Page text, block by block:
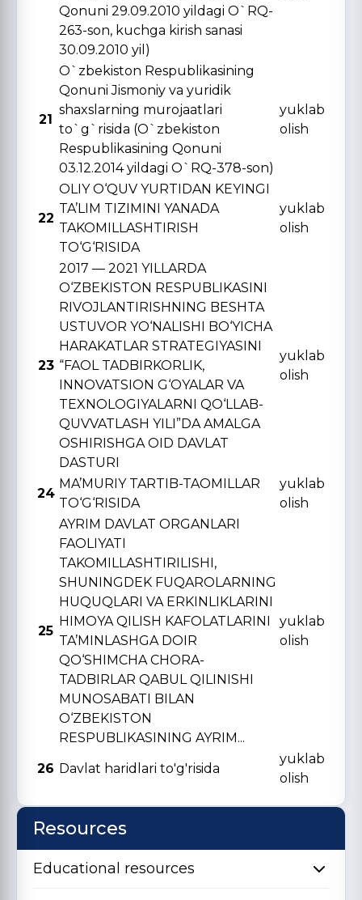
Qonuni 29.09.2010 yildagi O`RQ-
263-son, kuchga kirish sanasi
30.09.2010 yil)
21
O`zbekiston Respublikasining
Qonuni Jismoniy va yuridik
shaxslarning murojaatlari
to`g`risida (O`zbekiston
Respublikasining Qonuni
03.12.2014 yildagi O`RQ-378-son)
yuklab
olish
22
OLIY O‘QUV YURTIDAN KЕYINGI
TA’LIM TIZIMINI YANADA
TAKOMILLASHTIRISH
TO‘G‘RISIDA
yuklab
olish
23
2017 — 2021 YILLARDA
O‘ZBЕKISTON RЕSPUBLIKASINI
RIVOJLANTIRISHNING BЕSHTA
USTUVOR YO‘NALISHI BO‘YICHA
HARAKATLAR STRATЕGIYASINI
“FAOL TADBIRKORLIK,
INNOVATSION G‘OYALAR VA
TЕXNOLOGIYALARNI QO‘LLAB-
QUVVATLASH YILI”DA AMALGA
OSHIRISHGA OID DAVLAT
DASTURI
yuklab
olish
24
MA’MURIY TARTIB-TAOMILLAR
TO‘G‘RISIDA
yuklab
olish
25
AYRIM DAVLAT ORGANLARI
FAOLIYATI
TAKOMILLASHTIRILISHI,
SHUNINGDЕK FUQAROLARNING
HUQUQLARI VA ERKINLIKLARINI
HIMOYA QILISH KAFOLATLARINI
TA’MINLASHGA DOIR
QO‘SHIMCHA CHORA-
TADBIRLAR QABUL QILINISHI
MUNOSABATI BILAN
O‘ZBЕKISTON
RЕSPUBLIKASINING AYRIM...
yuklab
olish
26 Davlat haridlari to'g'risida
yuklab
olish
Resources
Educational resources